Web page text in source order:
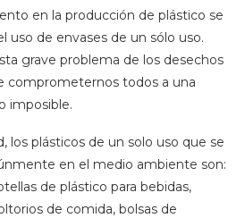
en la producción de plástico se
uso de envases de un sólo uso.
grave problema de los desechos
comprometernos todos a una
imposible.
los plásticos de un solo uso que se
en el medio ambiente son:
de plástico para bebidas,
de comida, bolsas de